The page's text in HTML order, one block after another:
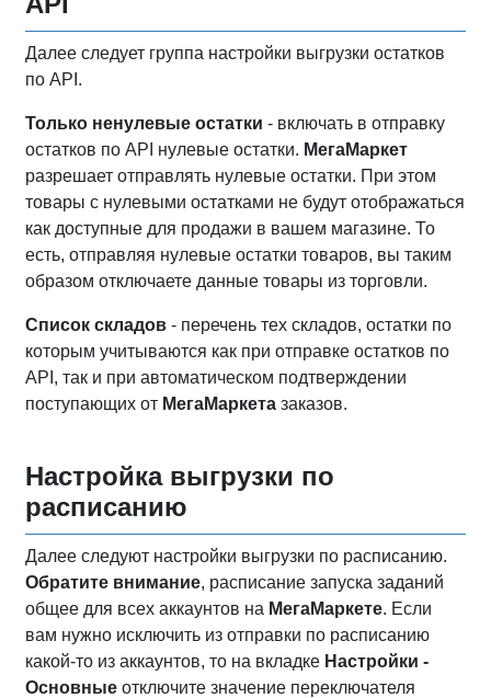
Далее следует группа настройки выгрузки остатков
по API.
Только ненулевые остатки - включать в отправку
остатков по API нулевые остатки. МегаМаркет
разрешает отправлять нулевые остатки. При этом
товары с нулевыми остатками не будут отображаться
как доступные для продажи в вашем магазине. То
есть, отправляя нулевые остатки товаров, вы таким
образом отключаете данные товары из торговли.
Список складов - перечень тех складов, остатки по
которым учитываются как при отправке остатков по
API, так и при автоматическом подтверждении
поступающих от МегаМаркета заказов.
Настройка выгрузки по
расписанию
Далее следуют настройки выгрузки по расписанию.
Обратите внимание, расписание запуска заданий
общее для всех аккаунтов на МегаМаркете. Если
вам нужно исключить из отправки по расписанию
какой-то из аккаунтов, то на вкладке Настройки -
Основные отключите значение переключателя